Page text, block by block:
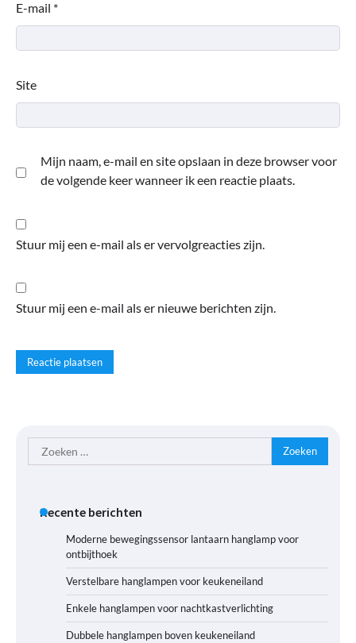
E-mail *
Site
Mijn naam, e-mail en site opslaan in deze browser voor
de volgende keer wanneer ik een reactie plaats.
Stuur mij een e-mail als er vervolgreacties zijn.
Stuur mij een e-mail als er nieuwe berichten zijn.
Zoeken
naar:
Recente berichten
Moderne bewegingssensor lantaarn hanglamp voor
ontbijthoek
Verstelbare hanglampen voor keukeneiland
Enkele hanglampen voor nachtkastverlichting
Dubbele hanglampen boven keukeneiland